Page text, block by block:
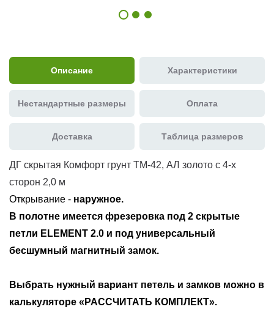
Описание Характеристики
Нестандартные размеры Оплата
Доставка Таблица размеров
ДГ скрытая Комфорт грунт ТМ-42, АЛ золото с 4-х
сторон 2,0 м
Открывание - наружное.
В полотне имеется фрезеровка под 2 скрытые
петли ELEMENT 2.0 и под универсальный
бесшумный магнитный замок.
Выбрать нужный вариант петель и замков можно в
калькуляторе «РАССЧИТАТЬ КОМПЛЕКТ».